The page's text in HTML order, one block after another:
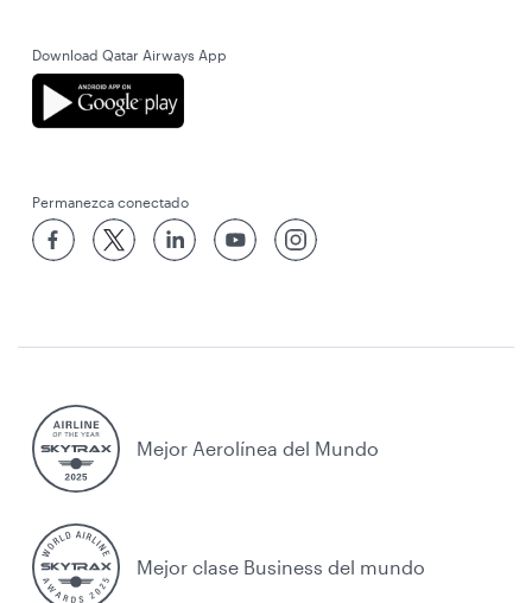
Download Qatar Airways App
Permanezca conectado
Mejor Aerolínea del Mundo
Mejor clase Business del mundo